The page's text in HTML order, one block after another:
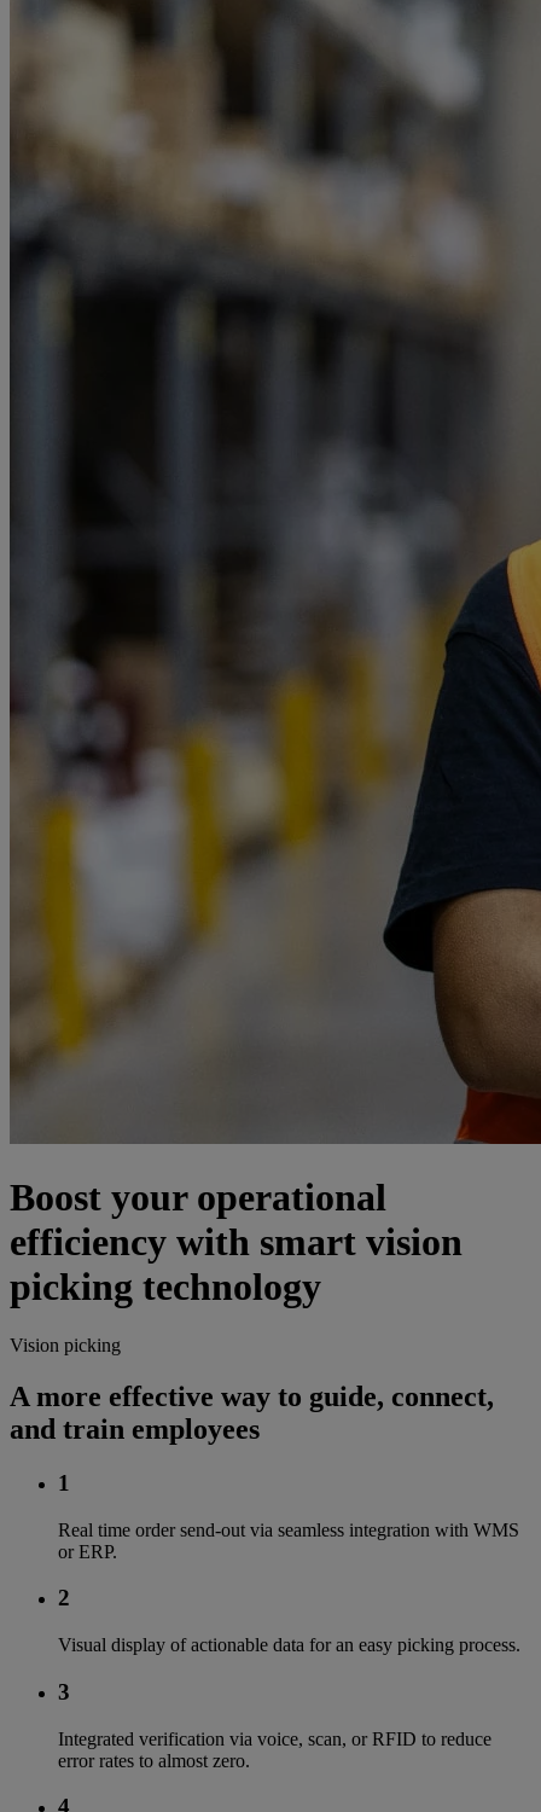
Boost your operational
efficiency with smart vision
picking technology
Vision picking
A more effective way to guide, connect,
and train employees
1
Real time order send-out via seamless integration with WMS
or ERP.
2
Visual display of actionable data for an easy picking process.
3
Integrated verification via voice, scan, or RFID to reduce
error rates to almost zero.